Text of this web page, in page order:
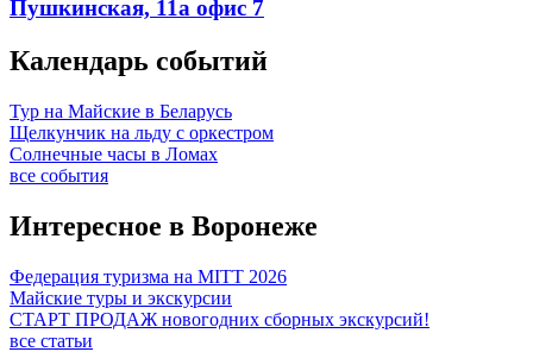
Пушкинская, 11а офис 7
Календарь событий
Тур на Майские в Беларусь
Щелкунчик на льду с оркестром
Солнечные часы в Ломах
все события
Интересное в Воронеже
Федерация туризма на MITT 2026
Майские туры и экскурсии
СТАРТ ПРОДАЖ новогодних сборных экскурсий!
все статьи